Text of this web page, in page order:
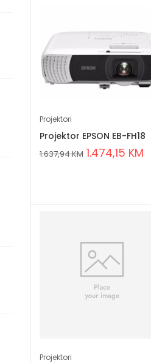
Projektori
Projektor EPSON EB-FH18
1.637,94KM 1.474,15 KM
Projektori